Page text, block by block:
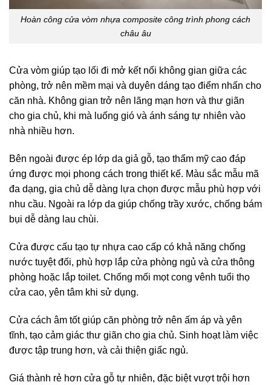
Hoàn công cửa vòm nhựa composite công trình phong cách
châu âu
Cửa vòm giúp tạo lối đi mở kết nối không gian giữa các
phòng, trở nên mềm mại và duyên dáng tạo điểm nhấn cho
căn nhà. Không gian trở nên lãng mạn hơn và thư giãn
cho gia chủ, khi mà luống gió và ánh sáng tự nhiên vào
nhà nhiều hơn.
Bên ngoài được ép lớp da giả gỗ, tạo thẩm mỹ cao đáp
ứng được mọi phong cách trong thiết kế. Màu sắc mẫu mã
đa dạng, gia chủ dễ dàng lựa chọn được mẫu phù hợp với
nhu cầu. Ngoài ra lớp da giúp chống trầy xước, chống bám
bụi dễ dàng lau chùi.
Cửa được cấu tạo tự nhựa cao cấp có khả năng chống
nước tuyệt đối, phù hợp lắp cửa phòng ngủ và cửa thông
phòng hoặc lắp toilet. Chống mối mọt cong vênh tuổi thọ
cửa cao, yên tâm khi sử dụng.
Cửa cách âm tốt giúp căn phòng trở nên ấm áp và yên
tĩnh, tạo cảm giác thư giãn cho gia chủ. Sinh hoạt làm việc
được tập trung hơn, và cải thiện giấc ngủ.
Giá thành rẻ hơn cửa gỗ tự nhiên, đặc biệt vượt trội hơn